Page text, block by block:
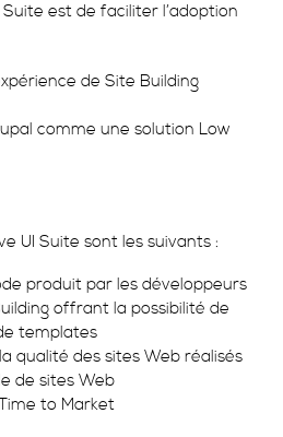
Suite est de faciliter l’adoption
de Site Building
comme une solution Low
UI Suite sont les suivants :
produit par les développeurs
offrant la possibilité de
templates
qualité des sites Web réalisés
de sites Web
to Market